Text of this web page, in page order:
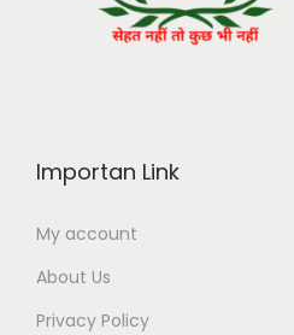
Importan Link
My account
About Us
Privacy Policy